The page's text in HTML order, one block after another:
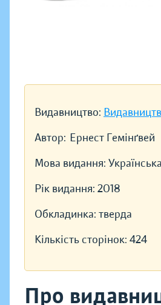
Видавництво:
Автор: Ернест Гемінґвей
Мова видання:
Рік видання: 2018
Обкладинка: тверда
Кількість сторінок: 424
Про